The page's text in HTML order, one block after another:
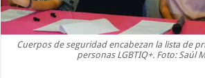
Cuerpos de seguridad encabezan la lista de
personas LGBTIQ+. Foto: Saúl